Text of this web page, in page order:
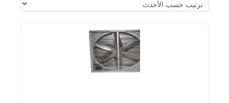
التفاصيل